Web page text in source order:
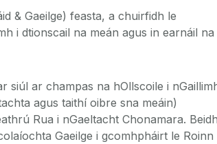
& Gaeilge) feasta, a chuirfidh le
i dtionscail na meán agus in earnáil na
siúl ar champas na hOllscoile i
agus taithí oibre sna meáin)
Rua i nGaeltacht Chonamara. Beidh
Gaeilge i gcomhpháirt le Roinn